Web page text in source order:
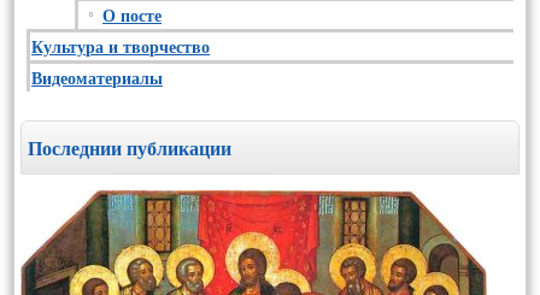
О посте
Культура и творчество
Видеоматериалы
Последнии публикации